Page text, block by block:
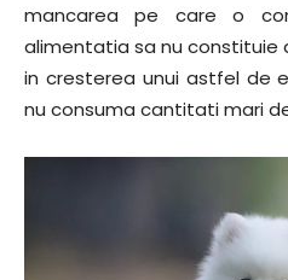
mancarea pe care o
alimentatia sa nu constituie
in cresterea unui astfel de
nu consuma cantitati mari